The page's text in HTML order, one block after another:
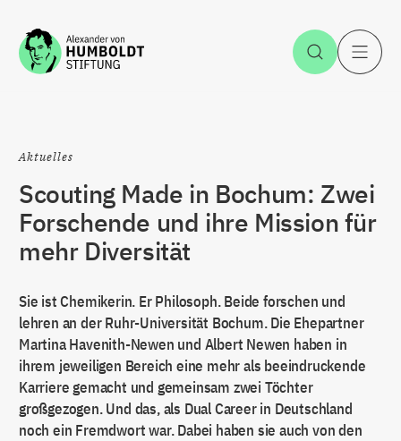
Zum Inhalt springen Suche
Aktuelles
Scouting Made in Bochum: Zwei
Forschende und ihre Mission für
mehr Diversität
Sie ist Chemikerin. Er Philosoph. Beide forschen und
lehren an der Ruhr-Universität Bochum. Die Ehepartner
Martina Havenith-Newen und Albert Newen haben in
ihrem jeweiligen Bereich eine mehr als beeindruckende
Karriere gemacht und gemeinsam zwei Töchter
großgezogen. Und das, als Dual Career in Deutschland
noch ein Fremdwort war. Dabei haben sie auch von den